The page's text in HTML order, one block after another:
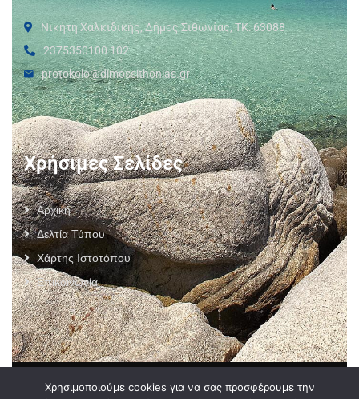
Νικήτη Χαλκιδικής, Δήμος Σιθωνίας, ΤΚ: 63088
2375350100 102
protokolo@dimossithonias.gr
Χρήσιμες Σελίδες
Αρχική
Δελτία Τύπου
Χάρτης Ιστοτόπου
Επικοινωνία
Χρησιμοποιούμε cookies για να σας προσφέρουμε την